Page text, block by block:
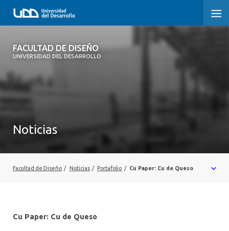
FACULTAD DE DISEÑO
UNIVERSIDAD DEL DESARROLLO
FACULTAD DE DISEÑO
INICIO
Noticias
Facultad de Diseño / Noticias / Portafolio / Cu Paper: Cu de Queso
Cu Paper: Cu de Queso